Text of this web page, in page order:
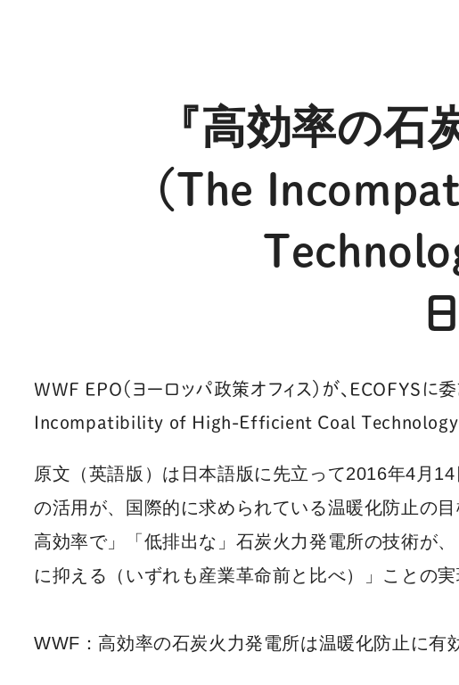
『高効率の
（The
WWF EPO（ヨーロッパ政策オフィス）が、 ECOFYSに
Incompatibility of High-Efficient Coal Technology
原文（英語版） は日本語版に先立って2016年4月
の活用が、
国際的に求められている温暖化防止の
高効率で」「低排出な」石炭火力発電所の技術が
に抑える（いずれも産業革命前と比べ）」 ことの実
WWF：高効率の石炭火力発電所は温暖化防止に有